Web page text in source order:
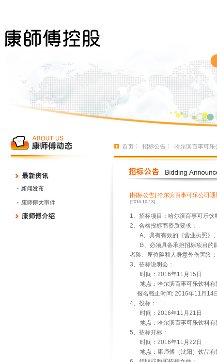
首页 〉 招标公告 〉 哈尔滨百事可
[招标公告] 哈尔滨百事可乐公司
[2016-10-13]
1、招标项目：哈尔滨百事可乐
2、合格投标商资质要求：
A、具有有效的《营业执照》
B、必须具备承担招标项目的
者险、座位险和人身意外伤害险；
3、招标说明会：
时间： 2016年11 月 15 日
地点：哈尔滨百事可乐饮料有
报名截止时间 : 2016年11 月 14
4、投标：
时间： 2016年11 月 21 日
地点：哈尔滨百事可乐饮料有
5、招标开标：
时间： 2016年11 月 22 日
地点：康师傅（沈阳）饮品有